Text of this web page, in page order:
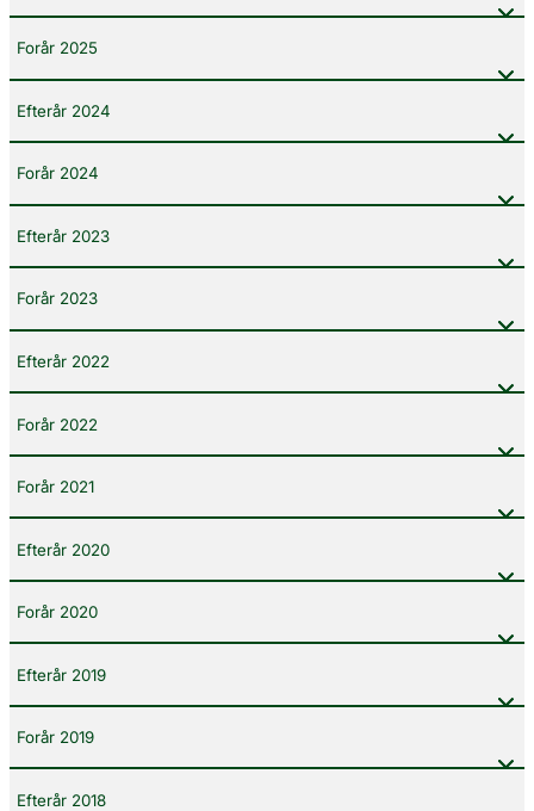
Forår 2025
Efterår 2024
Forår 2024
Efterår 2023
Forår 2023
Efterår 2022
Forår 2022
Forår 2021
Efterår 2020
Forår 2020
Efterår 2019
Forår 2019
Efterår 2018